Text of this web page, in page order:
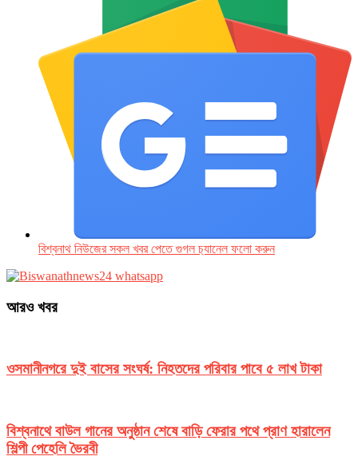
বিশ্বনাথ নিউজের সকল খবর পেতে গুগল চ‌্যানেল ফলো করুন
আরও খবর
ওসমানীনগরে দুই বাসের সংঘর্ষ: নিহতদের পরিবার পাবে ৫ লাখ টাকা
বিশ্বনাথে বাউল গানের অনুষ্ঠান শেষে বাড়ি ফেরার পথে প্রাণ হারালেন
শিল্পী পেহেলি ভৈরবী